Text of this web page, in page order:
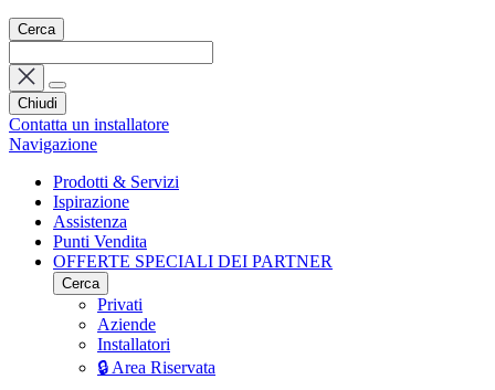
Cerca
Chiudi
Contatta un installatore
Navigazione
Prodotti & Servizi
Ispirazione
Assistenza
Punti Vendita
OFFERTE SPECIALI DEI PARTNER
Cerca
Privati
Aziende
Installatori
🔒 Area Riservata